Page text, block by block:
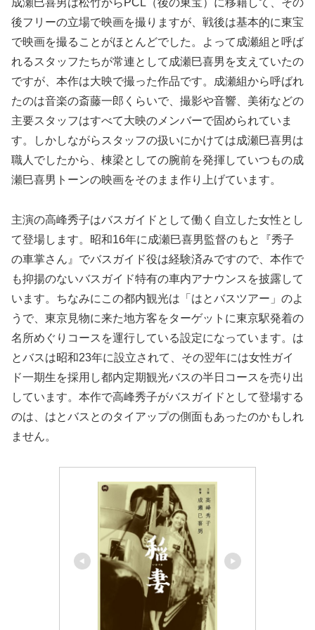
成瀬巳喜男は松竹からPCL（後の東宝）に移籍して、その
後フリーの立場で映画を撮りますが、戦後は基本的に東宝
で映画を撮ることがほとんどでした。よって成瀬組と呼ば
れるスタッフたちが常連として成瀬巳喜男を支えていたの
ですが、本作は大映で撮った作品です。成瀬組から呼ばれ
たのは音楽の斎藤一郎くらいで、撮影や音響、美術などの
主要スタッフはすべて大映のメンバーで固められていま
す。しかしながらスタッフの扱いにかけては成瀬巳喜男は
職人でしたから、棟梁としての腕前を発揮していつもの成
瀬巳喜男トーンの映画をそのまま作り上げています。
主演の高峰秀子はバスガイドとして働く自立した女性とし
て登場します。昭和16年に成瀬巳喜男監督のもと『秀子
の車掌さん』でバスガイド役は経験済みですので、本作で
も抑揚のないバスガイド特有の車内アナウンスを披露して
います。ちなみにこの都内観光は「はとバスツアー」のよ
うで、東京見物に来た地方客をターゲットに東京駅発着の
名所めぐりコースを運行している設定になっています。は
とバスは昭和23年に設立されて、その翌年には女性ガイ
ド一期生を採用し都内定期観光バスの半日コースを売り出
しています。本作で高峰秀子がバスガイドとして登場する
のは、はとバスとのタイアップの側面もあったのかもしれ
ません。